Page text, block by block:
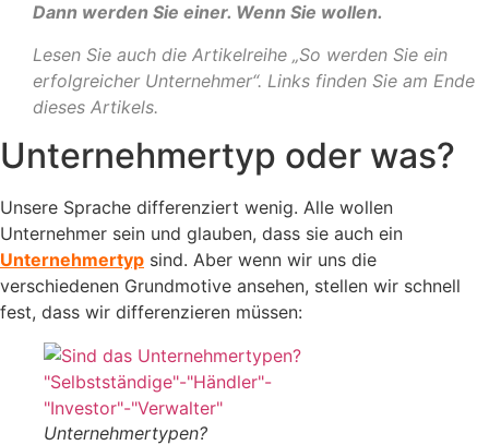
Dann werden Sie einer. Wenn Sie wollen.
Lesen Sie auch die Artikelreihe „So werden Sie ein
erfolgreicher Unternehmer“. Links finden Sie am Ende
dieses Artikels.
Unternehmertyp oder was?
Unsere Sprache differenziert wenig. Alle wollen
Unternehmer sein und glauben, dass sie auch ein
Unternehmertyp sind. Aber wenn wir uns die
verschiedenen Grundmotive ansehen, stellen wir schnell
fest, dass wir differenzieren müssen:
Unternehmertypen?